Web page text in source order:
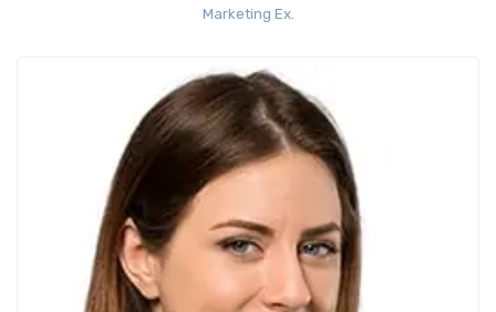
Marketing Ex.